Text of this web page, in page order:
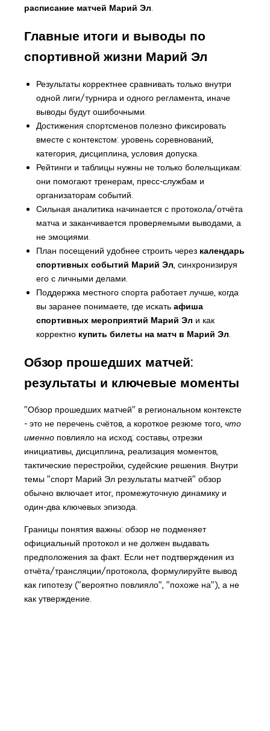
расписание матчей Марий Эл.
Главные итоги и выводы по
спортивной жизни Марий Эл
Результаты корректнее сравнивать только внутри
одной лиги/турнира и одного регламента, иначе
выводы будут ошибочными.
Достижения спортсменов полезно фиксировать
вместе с контекстом: уровень соревнований,
категория, дисциплина, условия допуска.
Рейтинги и таблицы нужны не только болельщикам:
они помогают тренерам, пресс-службам и
организаторам событий.
Сильная аналитика начинается с протокола/отчёта
матча и заканчивается проверяемыми выводами, а
не эмоциями.
План посещений удобнее строить через календарь
спортивных событий Марий Эл , синхронизируя
его с личными делами.
Поддержка местного спорта работает лучше, когда
вы заранее понимаете, где искать афиша
спортивных мероприятий Марий Эл и как
корректно купить билеты на матч в Марий Эл
Обзор прошедших матчей:
результаты и ключевые моменты
"Обзор прошедших матчей" в региональном контексте
- это не перечень счётов, а короткое резюме того, что
именноповлияло на исход: составы, отрезки
инициативы, дисциплина, реализация моментов,
тактические перестройки, судейские решения. Внутри
темы "спорт Марий Эл результаты матчей" обзор
обычно включает итог, промежуточную динамику и
один-два ключевых эпизода.
Границы понятия важны: обзор не подменяет
официальный протокол и не должен выдавать
предположения за факт. Если нет подтверждения из
отчёта/трансляции/протокола, формулируйте вывод
как гипотезу ("вероятно повлияло", "похоже на"), а не
как утверждение.